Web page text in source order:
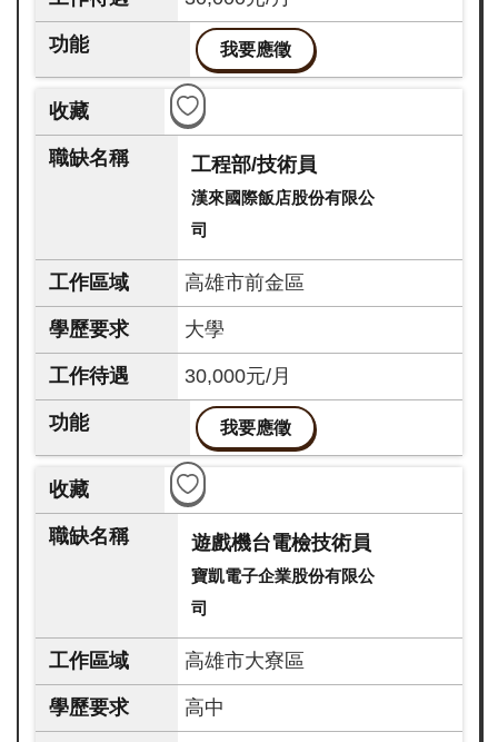
我要應徵
工程部/技術員
漢來國際飯店股份有限公
司
高雄市前金區
大學
30,000元/月
我要應徵
遊戲機台電檢技術員
寶凱電子企業股份有限公
司
高雄市大寮區
高中